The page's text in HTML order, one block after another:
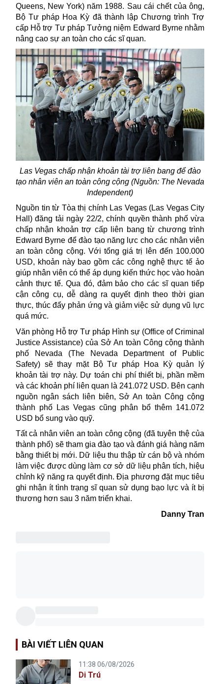
Queens, New York) năm 1988. Sau cái chết của ông,
Bộ Tư pháp Hoa Kỳ đã thành lập Chương trình Trợ
cấp Hỗ trợ Tư pháp Tưởng niệm Edward Byrne nhằm
nâng cao sự an toàn cho các sĩ quan.
Las Vegas chấp nhận khoản tài trợ liên bang để đào
tạo nhân viên an toàn công cộng (Nguồn: The Nevada
Independent)
Nguồn tin từ Tòa thị chính Las Vegas(Las Vegas City
Hall) đăng tải ngày 22/2, chính quyền thành phố vừa
chấp nhận khoản trợ cấp liên bang từ chương trình
Edward Byrne để đào tạo năng lực cho các nhân viên
an toàn công cộng. Với tổng giá trị lên đến 100.000
USD, khoản này bao gồm các công nghệ thực tế ảo
giúp nhân viên có thể áp dụng kiến thức học vào hoàn
cảnh thực tế. Qua đó, đảm bảo cho các sĩ quan tiếp
cận công cụ, dễ dàng ra quyết định theo thời gian
thực, thúc đẩy phản ứng và giảm việc sử dụng vũ lực
quá mức.
Văn phòng Hỗ trợ Tư pháp Hình sự (Office of Criminal
Justice Assistance) của Sở An toàn Công cộng thành
phố
Nevada (The Nevada Department of Public
Safety) sẽ thay mặt Bộ Tư pháp Hoa Kỳ quản lý
khoản tài trợ này. Dự toán chi phí thiết bị, phần mềm
và các khoản phí liên quan là 241.072 USD. Bên cạnh
nguồn ngân sách liên biên, Sở An toàn Công cộng
thành phố Las Vegas cũng phân bổ thêm 141.072
USD bổ sung vào quỹ.
Tất cả nhân viên an toàn công cộng (đã tuyên thệ của
thành phố) sẽ tham gia đào tạo và đánh giá hàng năm
bằng thiết bị mới. Dữ liệu thu thập từ cán bộ và nhóm
làm việc được dùng làm cơ sở dữ liệu phân tích, hiệu
chỉnh kỹ năng ra quyết định. Địa phương đặt mục tiêu
ghi nhận ít tình trạng sĩ quan sử dụng bạo lực và ít bị
thương hơn sau 3 năm triển khai.
Danny Tran
BÀI VIẾT LIÊN QUAN
11:38 06/08/2026
Di Trú